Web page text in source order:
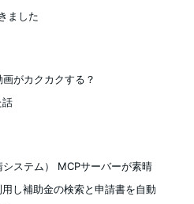
ました
がカクカクする？
ステム） MCPサーバーが素晴
し補助金の検索と申請書を自動